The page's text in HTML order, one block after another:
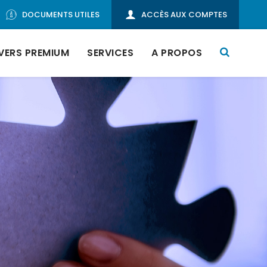
DOCUMENTS UTILES ACCÈS AUX COMPTES
PREMIUM SERVICES A PROPOS
Actualités